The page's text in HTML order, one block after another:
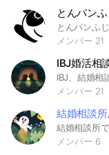
とんパン
メンバー 21
IBJ婚活相
IBJ、結婚相
メンバー 21
結婚相談所
結婚相談所
メンバー 6